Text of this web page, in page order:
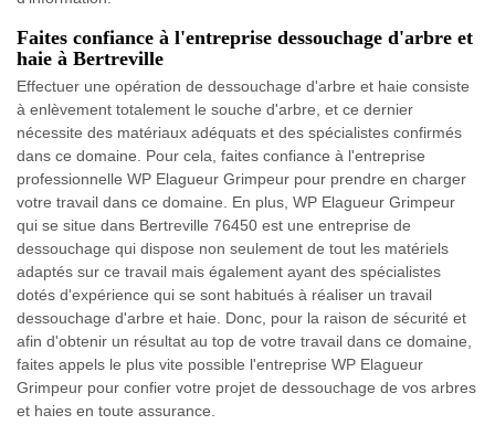
Faites confiance à l'entreprise dessouchage d'arbre et
haie à Bertreville
Effectuer une opération de dessouchage d'arbre et haie consiste
à enlèvement totalement le souche d'arbre, et ce dernier
nécessite des matériaux adéquats et des spécialistes confirmés
dans ce domaine. Pour cela, faites confiance à l'entreprise
professionnelle WP Elagueur Grimpeur pour prendre en charger
votre travail dans ce domaine. En plus, WP Elagueur Grimpeur
qui se situe dans Bertreville 76450 est une entreprise de
dessouchage qui dispose non seulement de tout les matériels
adaptés sur ce travail mais également ayant des spécialistes
dotés d'expérience qui se sont habitués à réaliser un travail
dessouchage d'arbre et haie. Donc, pour la raison de sécurité et
afin d'obtenir un résultat au top de votre travail dans ce domaine,
faites appels le plus vite possible l'entreprise WP Elagueur
Grimpeur pour confier votre projet de dessouchage de vos arbres
et haies en toute assurance.